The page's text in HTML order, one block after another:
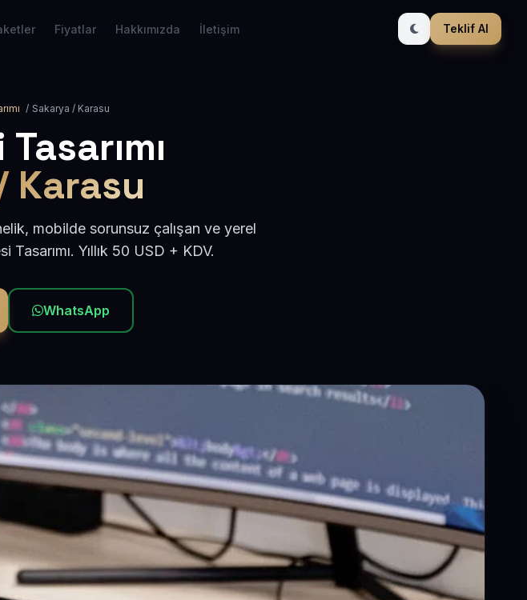
Fiyatlar Hakkımızda İletişim Teklif Al
/ Sakarya / Karasu
Karasu
mobilde sorunsuz çalışan ve yerel
Yıllık 50 USD + KDV.
WhatsApp